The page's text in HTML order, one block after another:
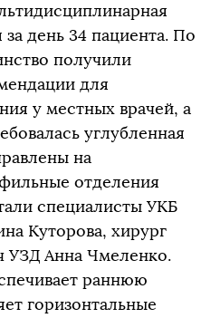
день 34 пациента. По
получили
для
у местных врачей, а
углубленная
на
отделения
специалисты УКБ
Куторова, хирург
УЗД Анна Чмеленко.
раннюю
горизонтальные